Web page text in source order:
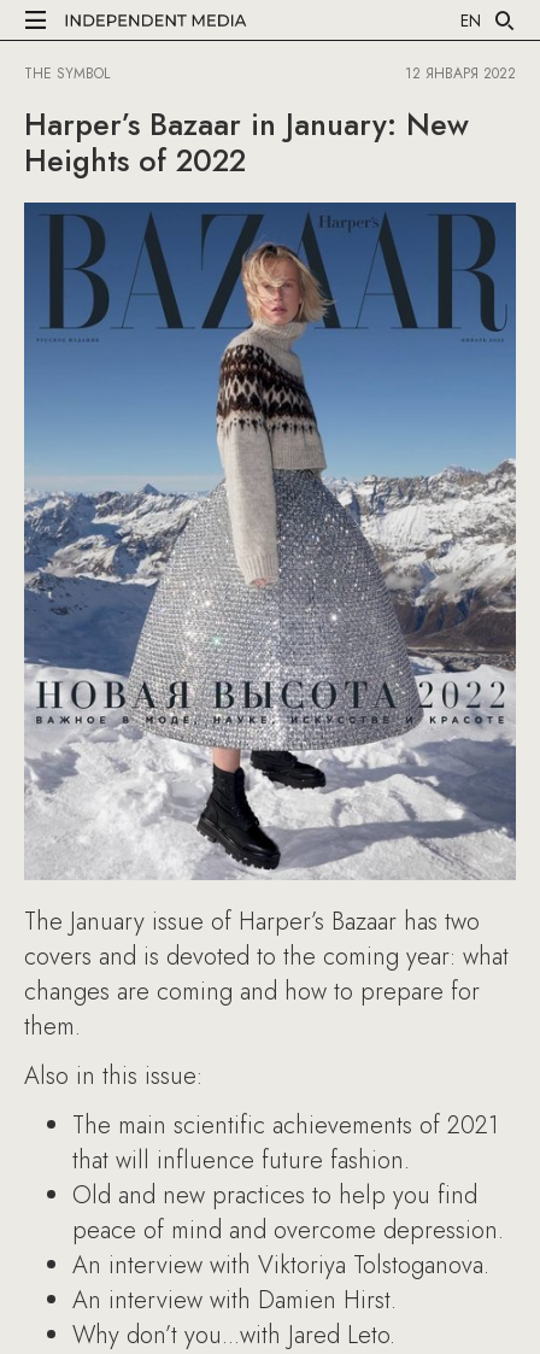
EN
THE SYMBOL 12 ЯНВАРЯ 2022
Harper’s Bazaar in January: New
Heights of 2022
The January issue of Harper’s Bazaar has two
covers and is devoted to the coming year: what
changes are coming and how to prepare for
them.
Also in this issue:
The main scientific achievements of 2021
that will influence future fashion.
Old and new practices to help you find
peace of mind and overcome depression.
An interview with Viktoriya Tolstoganova.
An interview with Damien Hirst.
Why don’t you...with Jared Leto.